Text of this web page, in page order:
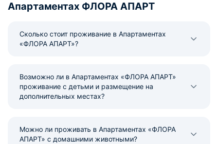
Апартаментах ФЛОРА АПАРТ
Сколько стоит проживание в Апартаментах
«ФЛОРА АПАРТ»?
Возможно ли в Апартаментах «ФЛОРА АПАРТ»
проживание с детьми и размещение на
дополнительных местах?
Можно ли проживать в Апартаментах «ФЛОРА
АПАРТ» с домашними животными?